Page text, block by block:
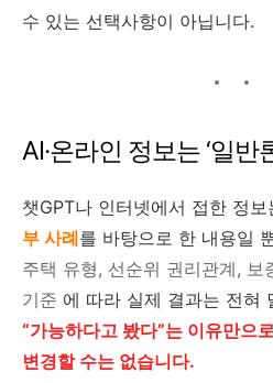
수 있는 선택사항이 아닙니다.
AI·온라인 정보는 ‘일반
챗GPT나 인터넷에서 접한 정보
부 사례를 바탕으로 한 내용일
주택 유형, 선순위 권리관계, 보
기준 에 따라 실제 결과는 전혀
“가능하다고 봤다”는 이유만으
변경할 수는 없습니다.